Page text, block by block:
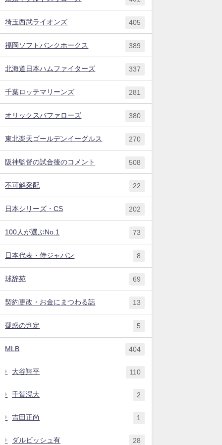
埼玉西武ライオンズ 405
福岡ソフトバンクホークス 389
北海道日本ハムファイターズ 337
千葉ロッテマリーンズ 281
オリックスバファローズ 380
東北楽天ゴールデンイーグルス 270
阪神監督の試合後のコメント 508
不可解采配 22
日本シリーズ・CS 202
100人が選ぶNo.1 73
日本代表・侍ジャパン 8
球辞苑 69
契約更改・お金にまつわる話 13
疑惑の判定 5
MLB 404
大谷翔平 110
千賀滉大 2
吉田正尚 1
ダルビッシュ有 28